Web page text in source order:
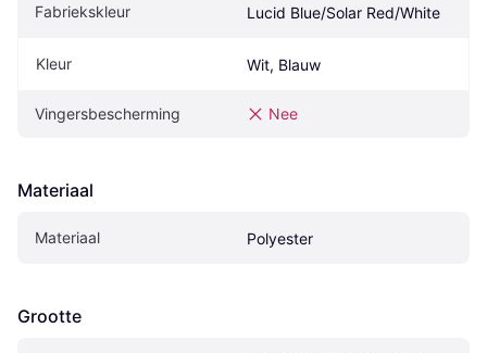
Fabriekskleur Lucid Blue/Solar Red/White
Kleur Wit, Blauw
Vingersbescherming Nee
Materiaal
Materiaal Polyester
Grootte